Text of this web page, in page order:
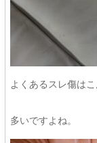
よくあるスレ傷は
多いですよね。